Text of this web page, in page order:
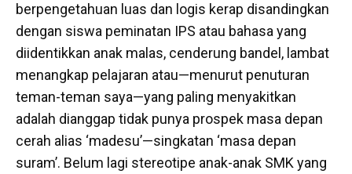
berpengetahuan luas dan logis kerap disandingkan
dengan siswa peminatan IPS atau bahasa yang
diidentikkan anak malas, cenderung bandel, lambat
menangkap pelajaran atau—menurut penuturan
teman-teman saya—yang paling menyakitkan
adalah dianggap tidak punya prospek masa depan
cerah alias ‘madesu’—singkatan ‘masa depan
suram’. Belum lagi stereotipe anak-anak SMK yang